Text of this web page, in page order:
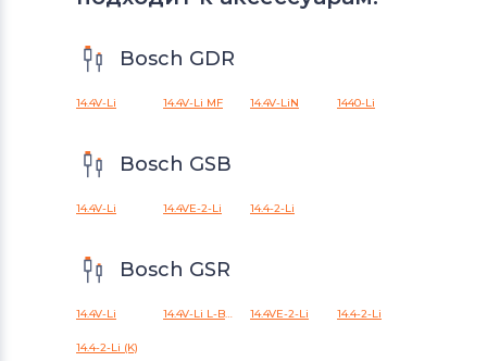
Bosch GDR
14.4V-Li 14.4V-Li MF 14.4V-LiN 1440-Li
Bosch GSB
14.4V-Li 14.4VE-2-Li 14.4-2-Li
Bosch GSR
14.4V-Li 14.4V-Li L-BOXX 14.4VE-2-Li 14.4-2-Li
14.4-2-Li (K)